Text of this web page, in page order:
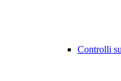
Controlli